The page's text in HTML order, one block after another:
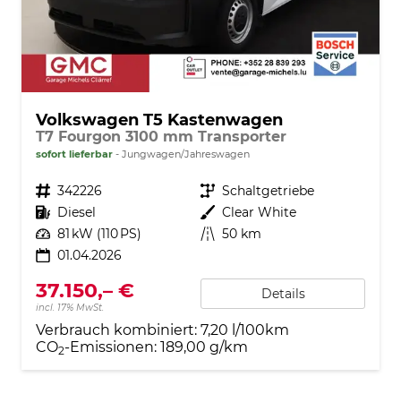
Volkswagen T5 Kastenwagen
T7 Fourgon 3100 mm Transporter
sofort lieferbar Jungwagen/Jahreswagen
Fahrzeugnr. 342226 Getriebe Schaltgetriebe
Kraftstoff Diesel Außenfarbe Clear White
Leistung 81 kW (110 PS) Kilometerstand 50 km
01.04.2026
37.150,– €
incl. 17% MwSt.
Details
Verbrauch kombiniert: 7,20 l/100km
CO2-Emissionen: 189,00 g/km